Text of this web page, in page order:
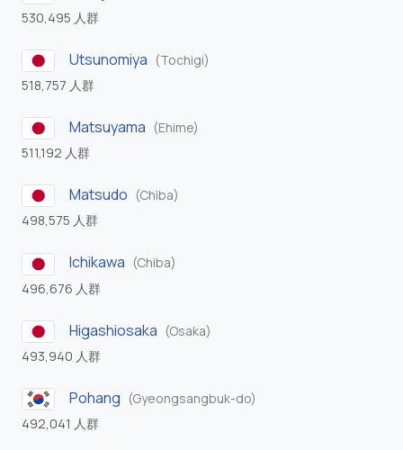
530,495 人群
Utsunomiya (Tochigi)
518,757 人群
Matsuyama (Ehime)
511,192 人群
Matsudo (Chiba)
498,575 人群
Ichikawa (Chiba)
496,676 人群
Higashiosaka (Osaka)
493,940 人群
Pohang (Gyeongsangbuk-do)
492,041 人群